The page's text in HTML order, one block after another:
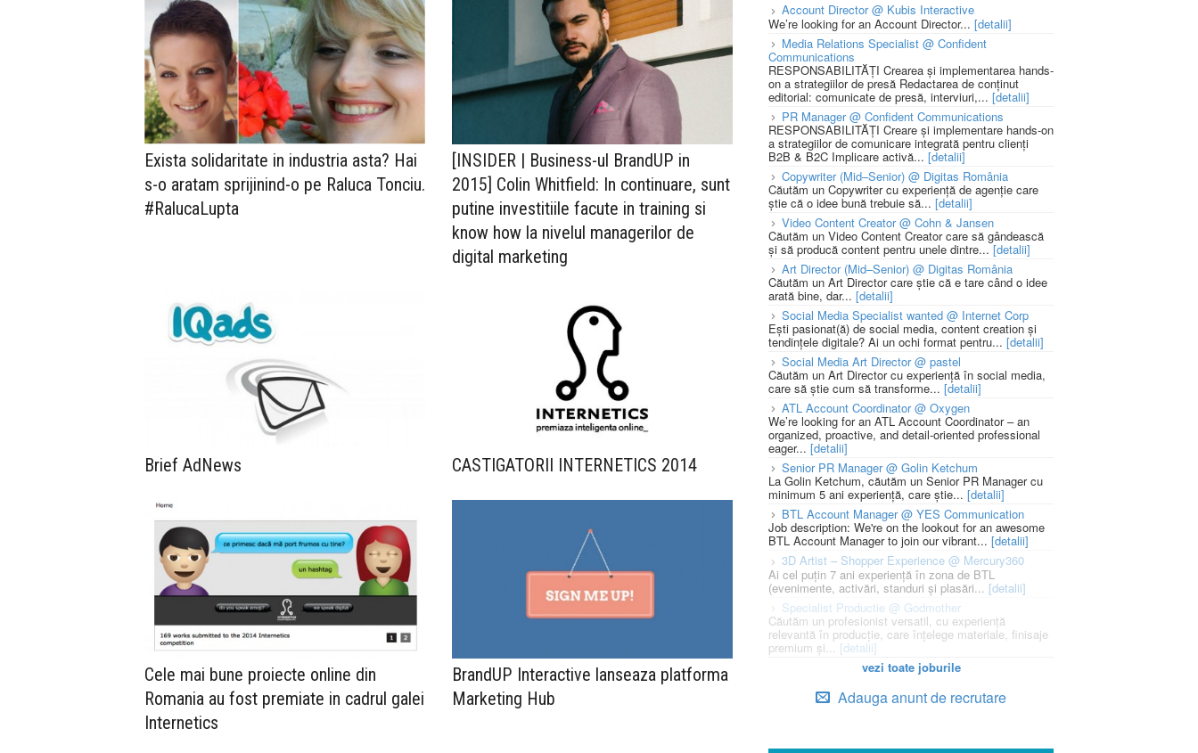
Exista solidaritate in industria asta? Hai
s-o aratam sprijinind-o pe Raluca Tonciu.
#RalucaLupta
[INSIDER | Business-ul BrandUP in
2015] Colin Whitfield: In continuare, sunt
putine investitiile facute in training si
know how la nivelul managerilor de
digital marketing
Brief AdNews CASTIGATORII INTERNETICS 2014
Cele mai bune proiecte online din
Romania au fost premiate in cadrul galei
Internetics
BrandUP Interactive lanseaza platforma
Marketing Hub
Account Director @ Kubis Interactive
We’re looking for an Account Director... [detalii]
Media Relations Specialist @ Confident
Communications
RESPONSABILITĂȚI Crearea și implementarea hands-
on a strategiilor de presă Redactarea de conținut
editorial: comunicate de presă, interviuri,... [detalii]
PR Manager @ Confident Communications
RESPONSABILITĂȚI Creare și implementare hands-on
a strategiilor de comunicare integrată pentru clienți
B2B & B2C Implicare activă... [detalii]
Copywriter (Mid–Senior) @ Digitas România
Căutăm un Copywriter cu experiență de agenție care
știe că o idee bună trebuie să... [detalii]
Video Content Creator @ Cohn & Jansen
Căutăm un Video Content Creator care să gândească
și să producă content pentru unele dintre...[detalii]
Art Director (Mid–Senior) @ Digitas România
Căutăm un Art Director care știe că e tare când o idee
arată bine, dar... [detalii]
Social Media Specialist wanted @ Internet Corp
Ești pasionat(ă) de social media, content creation și
tendințele digitale? Ai un ochi format pentru... [detalii]
Social Media Art Director @ pastel
Căutăm un Art Director cu experiență în social media,
care să știe cum să transforme... [detalii]
ATL Account Coordinator @ Oxygen
We’re looking for an ATL Account Coordinator – an
organized, proactive, and detail-oriented professional
eager... [detalii]
Senior PR Manager @ Golin Ketchum
La Golin Ketchum, căutăm un Senior PR Manager cu
minimum 5 ani experiență, care știe... [detalii]
BTL Account Manager @ YES Communication
Job description: We're on the lookout for an awesome
BTL Account Manager to join our vibrant... [detalii]
3D Artist – Shopper Experience @ Mercury360
Ai cel puțin 7 ani experiență în zona de BTL
(evenimente, activări, standuri și plasări... [detalii]
Specialist Productie @ Godmother
Căutăm un profesionist versatil, cu experiență
relevantă în producție, care înțelege materiale, finisaje
premium și... [detalii]
vezi toate joburile
Adauga anunt de recrutare